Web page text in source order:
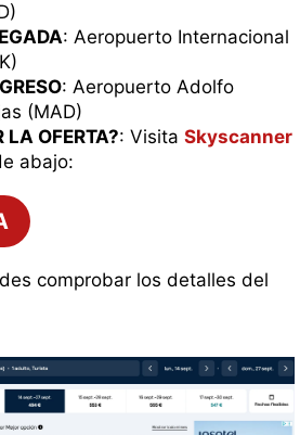
: Aeropuerto Internacional
: Aeropuerto Adolfo
(MAD)
LA OFERTA?: Visita Skyscanner
abajo:
comprobar los detalles del